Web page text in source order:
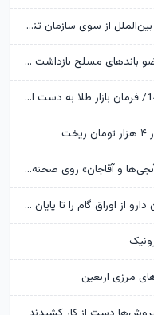
تکذیب اعمال ضریب ۲.۷ برای اینترنت بین‌الملل از سوی سازمان تنظیم مقررات
وزارت اطلاعات: ۲۱ عامل موساد و ۴ عضو باندهای مسلح بازداشت شدند
قیمت طلا و سکه امروز 15 مرداد 1405/ فرمان بازار طلا به دست اونس جهانی افتاد
آرزوهای ایرج راد برای «تئاتر متفکر»/ «آبجی‌ها و آقاجان» روی صحنه می‌رود
بانک مرکزی امکان استفادۀ واردکنندگان دارو از اوراق گام را تا پایان امسال تمدید کرد
مرزی اربعین